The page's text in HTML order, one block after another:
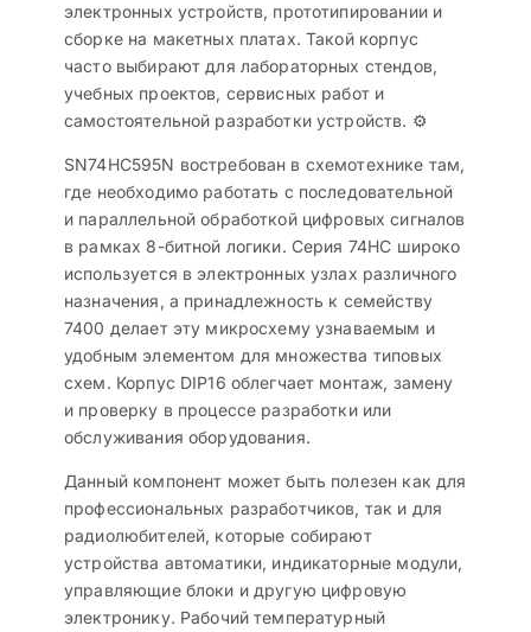
электронных устройств, прототипировании и
сборке на макетных платах. Такой корпус
часто выбирают для лабораторных стендов,
учебных проектов, сервисных работ и
самостоятельной разработки устройств. ⚙️
SN74HC595N востребован в схемотехнике там,
где необходимо работать с последовательной
и параллельной обработкой цифровых сигналов
в рамках 8-битной логики. Серия 74HC широко
используется в электронных узлах различного
назначения, а принадлежность к семейству
7400 делает эту микросхему узнаваемым и
удобным элементом для множества типовых
схем. Корпус DIP16 облегчает монтаж, замену
и проверку в процессе разработки или
обслуживания оборудования.
Данный компонент может быть полезен как для
профессиональных разработчиков, так и для
радиолюбителей, которые собирают
устройства автоматики, индикаторные модули,
управляющие блоки и другую цифровую
электронику. Рабочий температурный